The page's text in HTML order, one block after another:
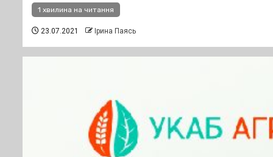
1 хвилина на читання
23.07.2021 Ірина Паясь